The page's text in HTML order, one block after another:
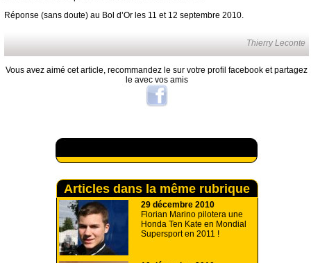
Réponse (sans doute) au Bol d’Or les 11 et 12 septembre 2010.
Thierry Leconte
Vous avez aimé cet article, recommandez le sur votre profil facebook et partagez
le avec vos amis
Articles dans la même rubrique
29 décembre 2010
Florian Marino pilotera une
Honda Ten Kate en Mondial
Supersport en 2011 !